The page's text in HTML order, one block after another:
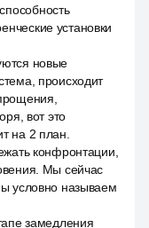
установки
новые
происходит
вот это
на 2 план.
конфронтации,
Мы сейчас
условно называем
замедления